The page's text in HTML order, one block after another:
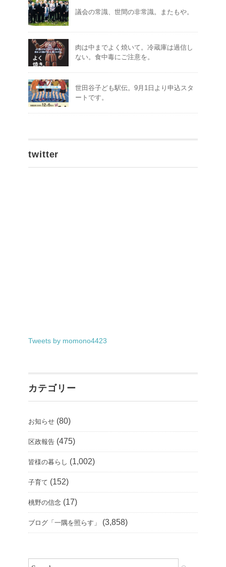
議会の常識、世間の非常識。またもや。
肉は中までよく焼いて。冷蔵庫は過信し
ない。食中毒にご注意を。
世田谷子ども駅伝。9月1日より申込スタ
ートです。
twitter
Tweets by momono4423
カテゴリー
お知らせ (80)
区政報告 (475)
皆様の暮らし (1,002)
子育て (152)
桃野の信念 (17)
ブログ「一隅を照らす」 (3,858)